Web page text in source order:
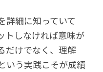
詳細に知っていて
トしなければ意味が
だけでなく、理解
いう実践こそが成績